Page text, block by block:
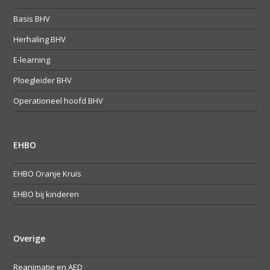
Basis BHV
Herhaling BHV
E-learning
Ploegleider BHV
Operationeel hoofd BHV
EHBO
EHBO Oranje Kruis
EHBO bij kinderen
Overige
Reanimatie en AED